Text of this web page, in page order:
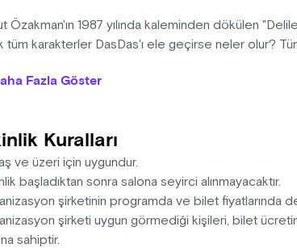
Özakman'ın 1987 yılında kaleminden dökülen
tüm karakterler DasDas'ı ele geçirse neler olur?
ya ne diyordu Deliler
turşu kurar kimi fabrika
deliyiz, hayal kurarız."
Turgut Özakman
Fazla Göster
Kuralları
ve üzeri için uygundur.
başladıktan sonra salona seyirci alınmayacaktır.
şirketinin programda ve bilet fiyatlarında
şirketi uygun görmediği kişileri, bilet
sahiptir.